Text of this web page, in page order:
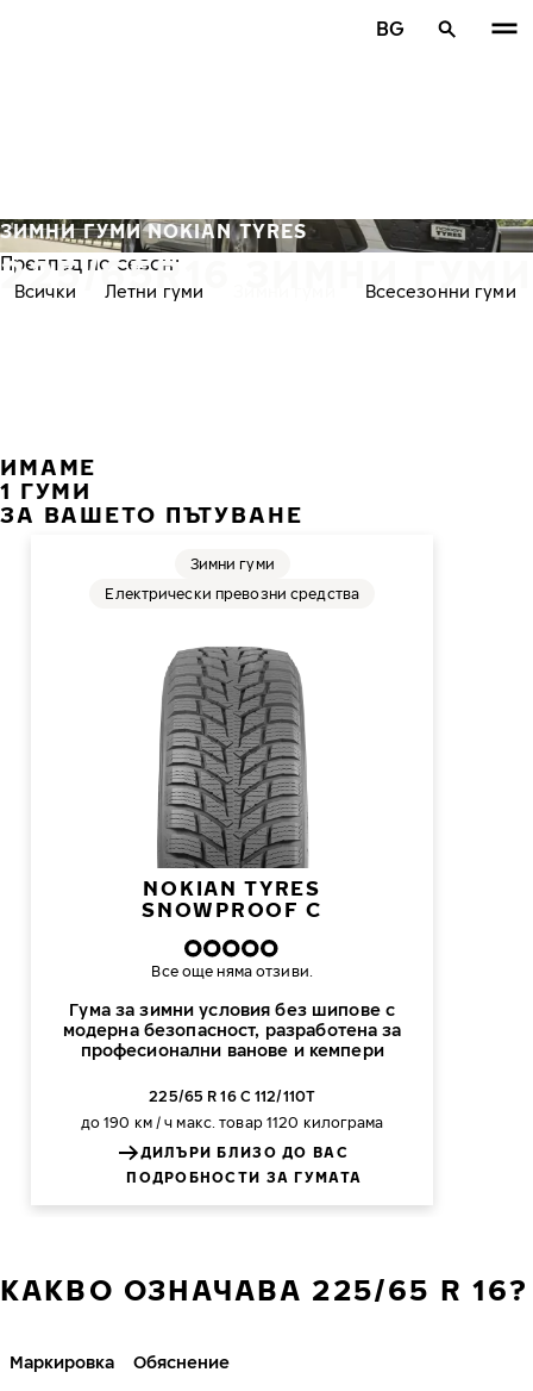
BG
225/65R16 ЗИМНИ ГУМИ
ЗИМНИ ГУМИ NOKIAN TYRES
Преглед по сезон:
Всички Летни гуми Всесезонни гуми
ИМАМЕ
1 ГУМИ
ЗА ВАШЕТО ПЪТУВАНЕ
NOKIAN TYRES
SNOWPROOF C
Гума за зимни условия без шипове с
модерна безопасност, разработена за
професионални ванове и кемпери
Зимни гуми
Електрически превозни средства
Все още няма отзиви.
225/65 R 16 C 112/110T
до 190 км / ч макс. товар 1120 килограма
ДИЛЪРИ БЛИЗО ДО ВАС
ПОДРОБНОСТИ ЗА ГУМАТА
КАКВО ОЗНАЧАВА 225/65 R 16?
Маркировка Обяснение